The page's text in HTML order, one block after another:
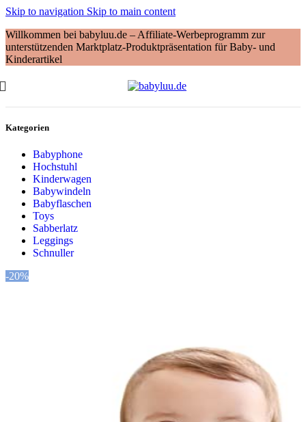
Skip to navigation Skip to main content
Willkommen bei babyluu.de – Affiliate-Werbeprogramm zur
unterstützenden Marktplatz-Produktpräsentation für Baby- und
Kinderartikel
Kategorien
Babyphone
Hochstuhl
Kinderwagen
Babywindeln
Babyflaschen
Toys
Sabberlatz
Leggings
Schnuller
-20%